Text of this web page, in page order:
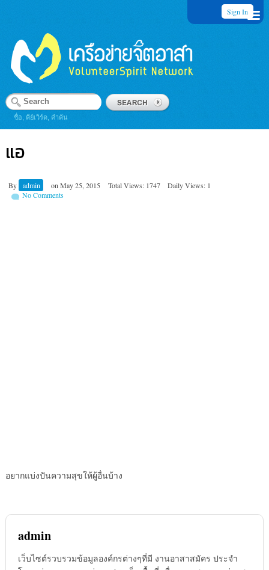
Sign In
ชื่อ, คีย์เวิร์ด, คำค้น
แอ
By admin on May 25, 2015 Total Views: 1747
Daily Views: 1
No Comments
อยากแบ่งปันความสุขให้ผู้อื่นบ้าง
admin
เว็บไซต์รวบรวมข้อมูลองค์กรต่างๆที่มี งานอาสาสมัคร ประจำ